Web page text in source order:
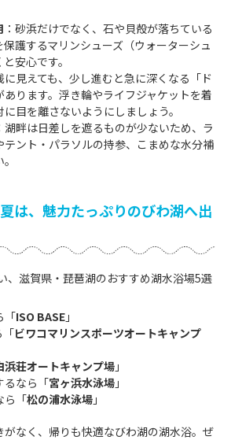
：砂浜だけでなく、石や貝殻が落ちている
護するマリンシューズ（ウォーターシュ
安心です。
に見えても、少し進むと急に深くなる「ド
ります。浮き輪やライフジャケットを着
目を離さないようにしましょう。
湖畔は日差しを遮るものが少ないため、ラ
テント・パラソルの持参、こまめな水分補
は、魅力たっぷりのびわ湖へ出
、滋賀県・琵琶湖のおすすめ湖水浴場5選
「ISO BASE 」
「ビワコマリンスポーツオートキャンプ
浜荘オートキャンプ場 」
るなら「宮ヶ浜水泳場 」
ら「松の浦水泳場 」
なく、帰りも快適なびわ湖の湖水浴。ぜ